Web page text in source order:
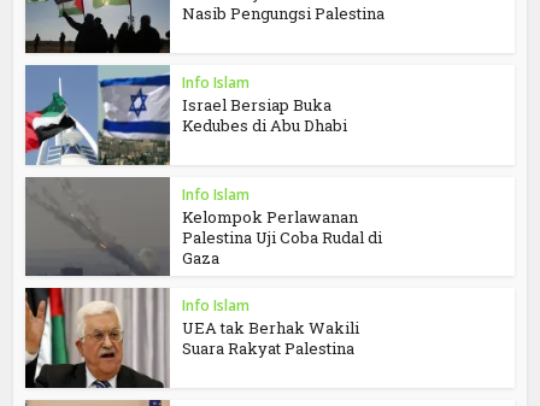
Nasib Pengungsi Palestina
Info Islam
Israel Bersiap Buka
Kedubes di Abu Dhabi
Info Islam
Kelompok Perlawanan
Palestina Uji Coba Rudal di
Gaza
Info Islam
UEA tak Berhak Wakili
Suara Rakyat Palestina